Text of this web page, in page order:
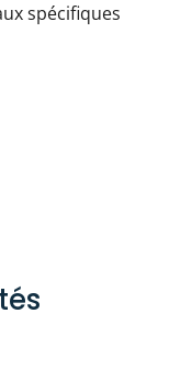
spécifiques